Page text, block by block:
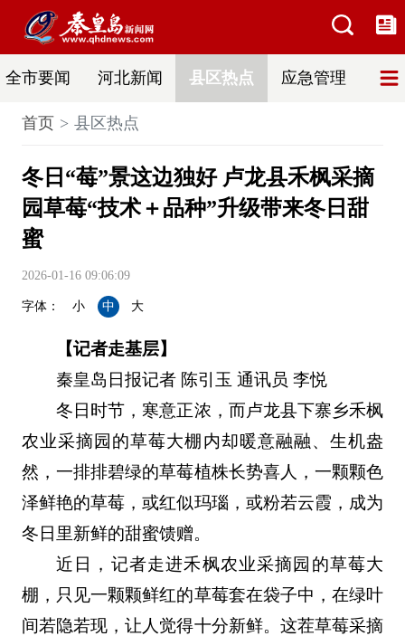
全市要闻 河北新闻 县区热点 应急管理 辟
首页 县区热点
冬日“莓”景这边独好 卢龙县禾枫采摘
园草莓“技术＋品种”升级带来冬日甜
蜜
2026-01-16 09:06:09
字体： 小 中 大
【记者走基层】
秦皇岛日报记者 陈引玉 通讯员 李悦
冬日时节，寒意正浓，而卢龙县下寨乡禾枫
农业采摘园的草莓大棚内却暖意融融、生机盎
然，一排排碧绿的草莓植株长势喜人，一颗颗色
泽鲜艳的草莓，或红似玛瑙，或粉若云霞，成为
冬日里新鲜的甜蜜馈赠。
近日，记者走进禾枫农业采摘园的草莓大
棚，只见一颗颗鲜红的草莓套在袋子中，在绿叶
间若隐若现，让人觉得十分新鲜。这茬草莓采摘